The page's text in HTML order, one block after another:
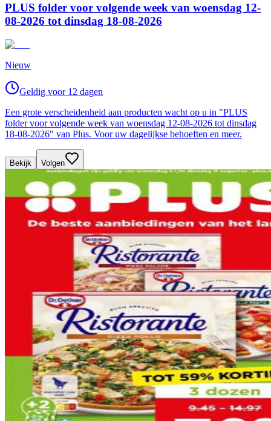
PLUS folder voor volgende week van woensdag 12-
08-2026 tot dinsdag 18-08-2026
Nieuw
Geldig voor 12 dagen
Een grote verscheidenheid aan producten wacht op u in "PLUS
folder voor volgende week van woensdag 12-08-2026 tot dinsdag
18-08-2026" van Plus. Voor uw dagelijkse behoeften en meer.
Bekijk Volgen